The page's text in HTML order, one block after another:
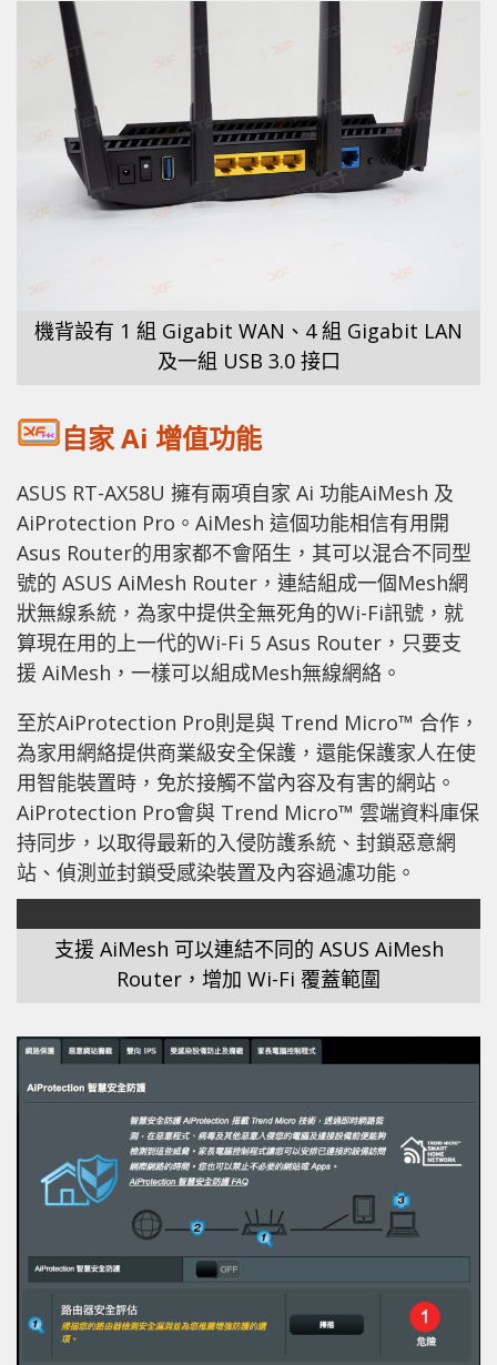
機背設有 1 組 Gigabit WAN、4 組 Gigabit LAN
及一組 USB 3.0 接口
自家 Ai 增值功能
ASUS RT-AX58U 擁有兩項自家 Ai 功能AiMesh 及
AiProtection Pro。AiMesh 這個功能相信有用開
Asus Router的用家都不會陌生，其可以混合不同型
號的 ASUS AiMesh Router，連結組成一個Mesh網
狀無線系統，為家中提供全無死角的Wi-Fi訊號，就
算現在用的上一代的Wi-Fi 5 Asus Router，只要支
援 AiMesh，一樣可以組成Mesh無線網絡。
至於AiProtection Pro則是與 Trend Micro™ 合作，
為家用網絡提供商業級安全保護，還能保護家人在使
用智能裝置時，免於接觸不當內容及有害的網站。
AiProtection Pro會與 Trend Micro™ 雲端資料庫保
持同步，以取得最新的入侵防護系統、封鎖惡意網
站、偵測並封鎖受感染裝置及內容過濾功能。
支援 AiMesh 可以連結不同的 ASUS AiMesh
Router，增加 Wi-Fi 覆蓋範圍